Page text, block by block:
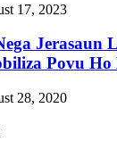
17, 2023
Jerasaun
Povu
28, 2020